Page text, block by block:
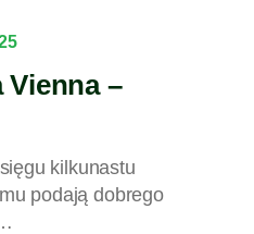
Vienna –
kilkunastu
podają dobrego